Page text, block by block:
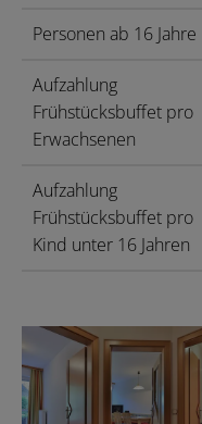
Personen ab 16 Jahre
Aufzahlung
Frühstücksbuffet pro
Erwachsenen
Aufzahlung
Frühstücksbuffet pro
Kind unter 16 Jahren